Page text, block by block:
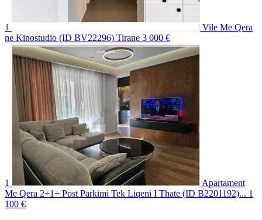
1
Vile Me Qera
ne Kinostudio (ID BV22296) Tirane 3 000 €
1
Apartament
Me Qera 2+1+ Post Parkimi Tek Liqeni I Thate (ID B2201192)... 1
100 €